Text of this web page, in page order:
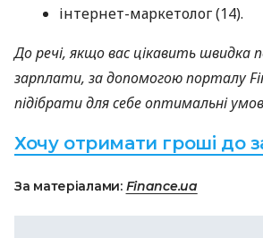
інтернет-маркетолог (14).
До речі, якщо вас цікавить швидка
зарплати, за допомогою порталу
підібрати для себе оптимальні
Хочу отримати гроші до
За матеріалами: Finance.ua